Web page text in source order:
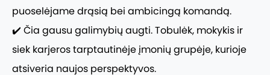
puoselėjame drąsią bei ambicingą komandą.
✔️ Čia gausu galimybių augti. Tobulėk, mokykis ir
siek karjeros tarptautinėje įmonių grupėje, kurioje
atsiveria naujos perspektyvos.